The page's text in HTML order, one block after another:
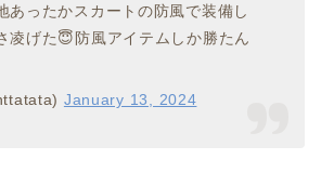
あったかスカートの防風で装備し
凌げた😇防風アイテムしか勝たん
January 13, 2024